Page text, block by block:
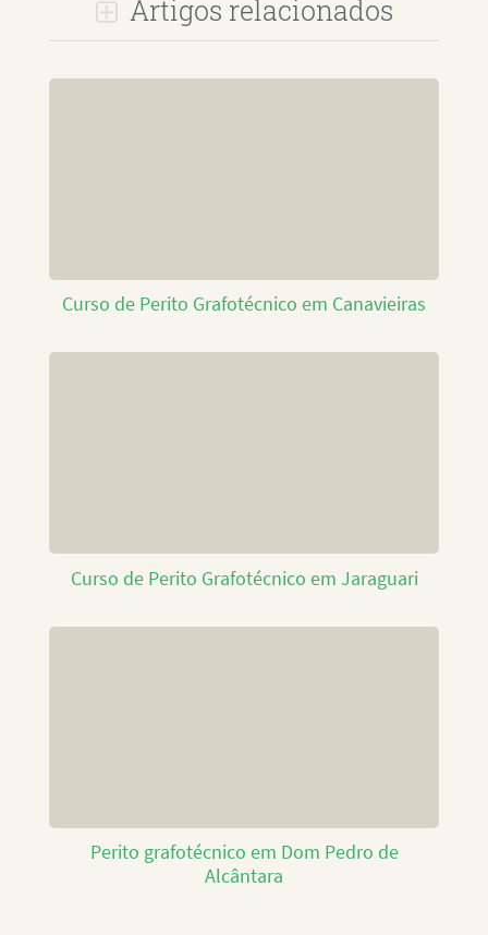
Artigos relacionados
Curso de Perito Grafotécnico em Canavieiras
Curso de Perito Grafotécnico em Jaraguari
Perito grafotécnico em Dom Pedro de
Alcântara